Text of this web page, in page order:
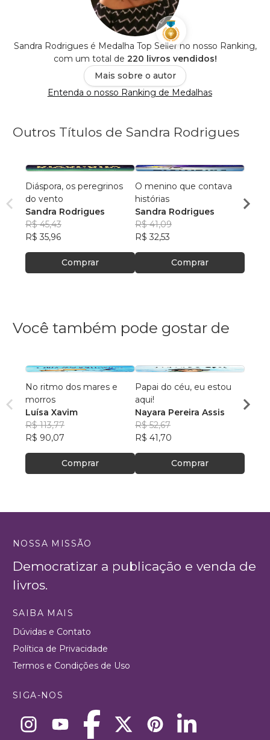
Sandra Rodrigues é Medalha Top Seller no nosso Ranking,
com um total de 220 livros vendidos!
Mais sobre o autor
Entenda o nosso Ranking de Medalhas
Outros Títulos de Sandra Rodrigues
Diáspora, os peregrinos
do vento
Sandra Rodrigues
R$ 45,43
R$ 35,96
Comprar
O menino que contava
histórias
Sandra Rodrigues
R$ 41,09
R$ 32,53
Comprar
Você também pode gostar de
No ritmo dos mares e
morros
Luísa Xavim
R$ 113,77
R$ 90,07
Comprar
Papai do céu, eu estou
aqui!
Nayara Pereira Assis
R$ 52,67
R$ 41,70
Comprar
nos
NOSSA MISSÃO
Democratizar a publicação e venda de
livros.
SAIBA MAIS
Dúvidas e Contato
Política de Privacidade
Termos e Condições de Uso
SIGA-NOS